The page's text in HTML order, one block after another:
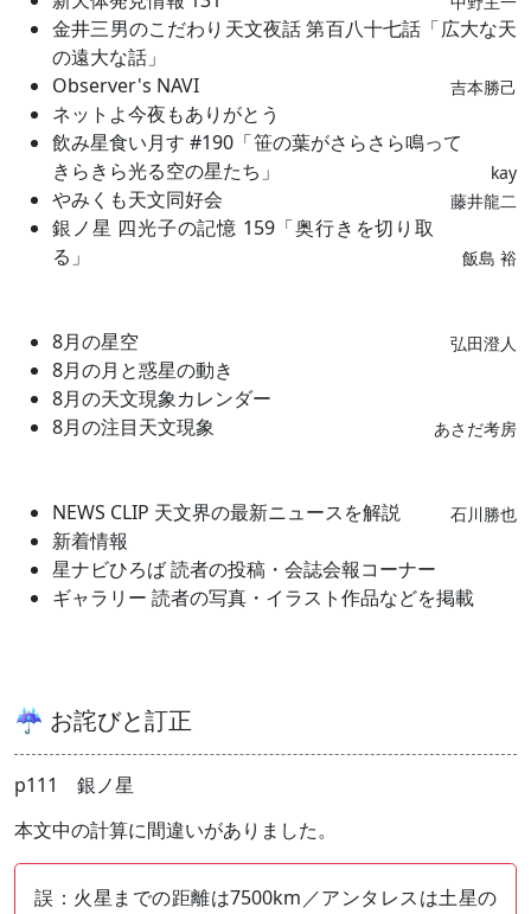
金井三男のこだわり天文夜話 第百八十七話「広大な天
の遠大な話」
Observer's NAVI
吉本勝己
ネットよ今夜もありがとう
飲み星食い月す #190「笹の葉がさらさら鳴って
きらきら光る空の星たち」
kay
やみくも天文同好会 藤井龍二
銀ノ星 四光子の記憶 159「奥行きを切り取
る」
飯島 裕
8月の星空 弘田澄人
8月の月と惑星の動き
8月の天文現象カレンダー
8月の注目天文現象
あさだ考房
NEWS CLIP 天文界の最新ニュースを解説 石川勝也
新着情報
星ナビひろば 読者の投稿・会誌会報コーナー
ギャラリー 読者の写真・イラスト作品などを掲載
☔ お詫びと訂正
p111 銀ノ星
本文中の計算に間違いがありました。
誤：火星までの距離は7500km／アンタレスは土星の